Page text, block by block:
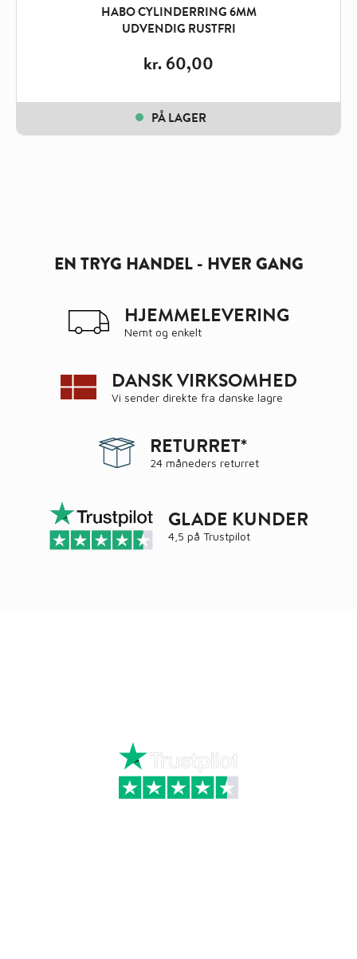
HABO CYLINDERRING 6MM
UDVENDIG RUSTFRI
kr.60,00
PÅ LAGER
EN TRYG HANDEL - HVER GANG
HJEMMELEVERING
Nemt og enkelt
DANSK VIRKSOMHED
Vi sender direkte fra danske lagre
RETURRET*
24 måneders returret
GLADE KUNDER
4,5 på Trustpilot